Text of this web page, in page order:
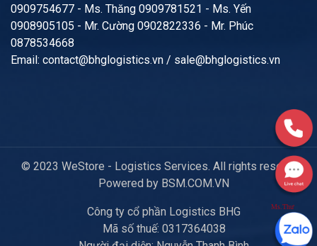
0909754677 - Ms. Thăng 0909781521 - Ms. Yến
0908905105 - Mr. Cường 0902822336 - Mr. Phúc
0878534668
Email: contact@bhglogistics.vn / sale@bhglogistics.vn
© 2023 WeStore - Logistics Services. All rights reserved.
Powered by BSM.COM.VN
Công ty cổ phần Logistics BHG
Mã số thuế: 0317364038
Ms.Thư